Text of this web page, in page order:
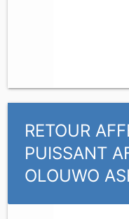
RETOUR
PUISSANT
OLOUWO